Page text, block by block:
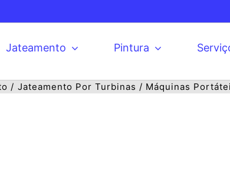
Jateamento Pintura
Jateamento Por Turbinas Máquinas